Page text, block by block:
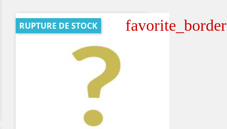
favorite_border
RUPTURE DE STOCK